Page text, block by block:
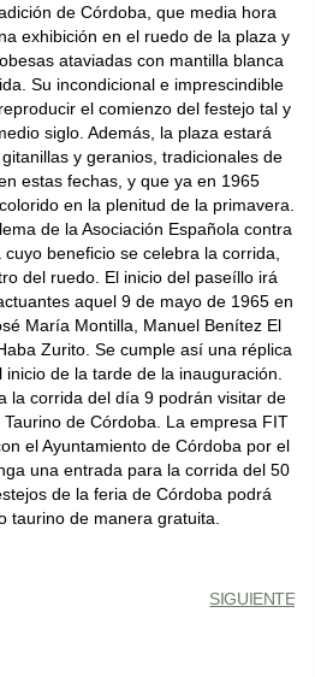
de Córdoba, que media hora
exhibición en el ruedo de la plaza y
ataviadas con mantilla blanca
Su incondicional e imprescindible
el comienzo del festejo tal y
siglo. Además, la plaza estará
y geranios, tradicionales de
estas fechas, y que ya en 1965
en la plenitud de la primavera.
de la Asociación Española contra
beneficio se celebra la corrida,
del ruedo. El inicio del paseíllo irá
aquel 9 de mayo de 1965 en
María Montilla, Manuel Benítez El
Zurito. Se cumple así una réplica
de la tarde de la inauguración.
la corrida del día 9 podrán visitar de
de Córdoba. La empresa FIT
el Ayuntamiento de Córdoba por el
una entrada para la corrida del 50
de la feria de Córdoba podrá
taurino de manera gratuita.
SIGUIENTE